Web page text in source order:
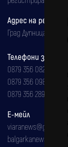
Адрес на
Град Дупница,
Телефони за
0879 356 082
0879 356 098
0879 356 289
Е-мейл